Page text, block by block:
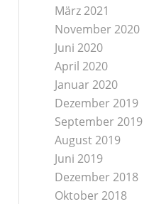
März 2021
November 2020
Juni 2020
April 2020
Januar 2020
Dezember 2019
September 2019
August 2019
Juni 2019
Dezember 2018
Oktober 2018